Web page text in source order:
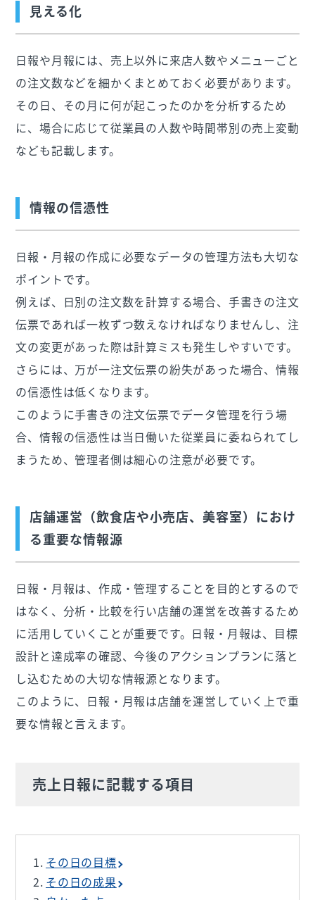
見える化
日報や月報には、売上以外に来店人数やメニューごと
の注文数などを細かくまとめておく必要があります。
その日、その月に何が起こったのかを分析するため
に、場合に応じて従業員の人数や時間帯別の売上変動
なども記載します。
情報の信憑性
日報・月報の作成に必要なデータの管理方法も大切な
ポイントです。
例えば、日別の注文数を計算する場合、手書きの注文
伝票であれば一枚ずつ数えなければなりませんし、注
文の変更があった際は計算ミスも発生しやすいです。
さらには、万が一注文伝票の紛失があった場合、情報
の信憑性は低くなります。
このように手書きの注文伝票でデータ管理を行う場
合、情報の信憑性は当日働いた従業員に委ねられてし
まうため、管理者側は細心の注意が必要です。
店舗運営（飲食店や小売店、美容室）におけ
る重要な情報源
日報・月報は、作成・管理することを目的とするので
はなく、分析・比較を行い店舗の運営を改善するため
に活用していくことが重要です。日報・月報は、目標
設計と達成率の確認、今後のアクションプランに落と
し込むための大切な情報源となります。
このように、日報・月報は店舗を運営していく上で重
要な情報と言えます。
売上日報に記載する項目
その日の目標
その日の成果